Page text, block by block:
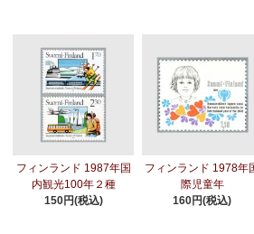
フィンランド 1987年国
内観光100年２種
150円(税込)
フィンランド 1978年
際児童年
160円(税込)